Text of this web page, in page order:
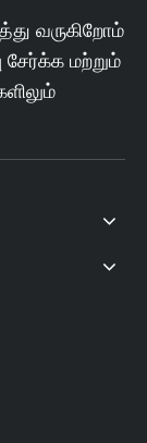
வருகிறோம்
மற்றும்